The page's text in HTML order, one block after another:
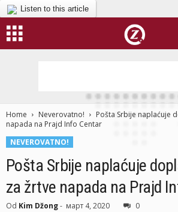
Listen to this article
Home Neverovatno!
Pošta Srbije naplaćuje
napada na Prajd Info Centar
NEVEROVATNO!
Pošta Srbije naplaćuje
za žrtve napada na Prajd
Od Kim Džong- март 4, 2020 0